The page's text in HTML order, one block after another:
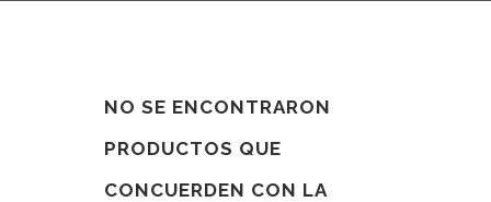
NO SE ENCONTRARON
PRODUCTOS QUE
CONCUERDEN CON LA